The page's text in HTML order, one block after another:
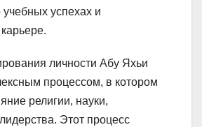
успехах и
личности Абу Яхьи
процессом, в котором
религии, науки,
Этот процесс